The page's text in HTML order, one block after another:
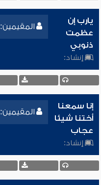
المقيمين: 0
يارب إن
عظمت
ذنوبي
إنشاد:
المقيمين: 0
إنا سمعنا
أختنا شيئا
عجاب
إنشاد: